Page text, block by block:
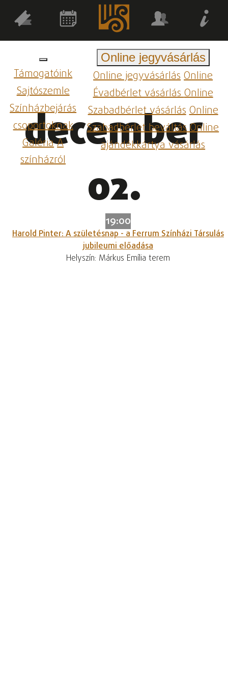
Támogatóink
Sajtószemle
Színházbejárás
csoportoknak
GalériaA
színházról
Online jegyvásárlás
Online jegyvásárlásOnline
Évadbérlet vásárlásOnline
Szabadbérlet vásárlásOnline
Szabadbérlet beváltásOnline
ajándékkártya vásárlás
december
02.
19:00
Harold Pinter: A születésnap - a Ferrum Színházi Társulás
jubileumi előadása
Helyszín: Márkus Emília terem